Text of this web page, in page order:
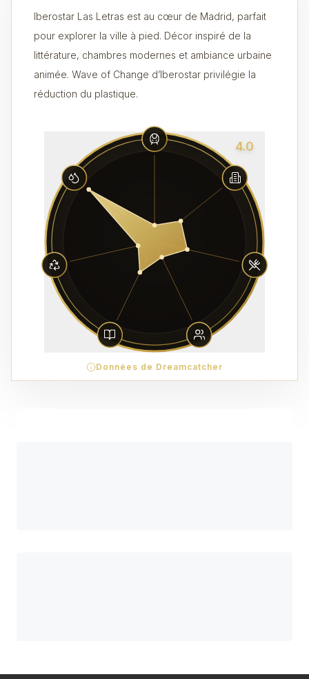
Iberostar Las Letras est au cœur de Madrid, parfait
pour explorer la ville à pied. Décor inspiré de la
littérature, chambres modernes et ambiance urbaine
animée. Wave of Change d’Iberostar privilégie la
réduction du plastique.
4.0
Données de Dreamcatcher